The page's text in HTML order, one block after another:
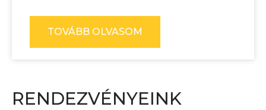
TOVÁBB OLVASOM
RENDEZVÉNYEINK